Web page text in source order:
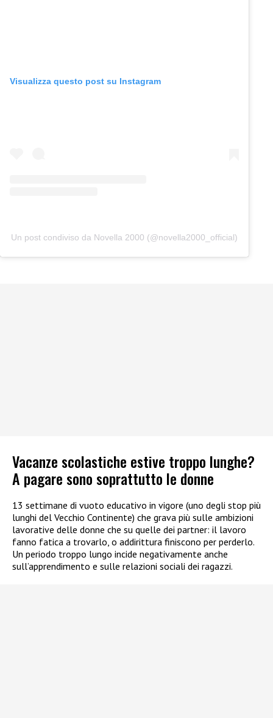
Visualizza questo post su Instagram
Un post condiviso da Novella 2000 (@novella2000_official)
Vacanze scolastiche estive troppo lunghe?
A pagare sono soprattutto le donne
13 settimane di vuoto educativo in vigore (uno degli stop più
lunghi del Vecchio Continente) che grava più sulle ambizioni
lavorative delle donne che su quelle dei partner: il lavoro
fanno fatica a trovarlo, o addirittura finiscono per perderlo.
Un periodo troppo lungo incide negativamente anche
sull’apprendimento e sulle relazioni sociali dei ragazzi.